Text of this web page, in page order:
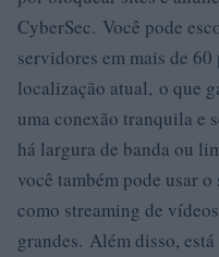
CyberSec. Você pode
servidores em mais de 60
localização atual, o que
uma conexão tranquila e
há largura de banda ou
você também pode usar
como streaming de
grandes. Além disso,